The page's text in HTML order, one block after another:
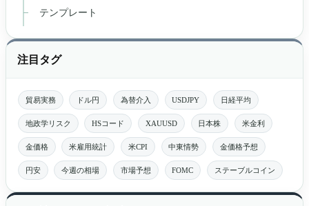
テンプレート
注目タグ
貿易実務 ドル円 為替介入 USDJPY 日経平均
地政学リスク HSコード XAUUSD 日本株 米金利
金価格 米雇用統計 米CPI 中東情勢 金価格予想
円安 今週の相場 市場予想 FOMC ステーブルコイン